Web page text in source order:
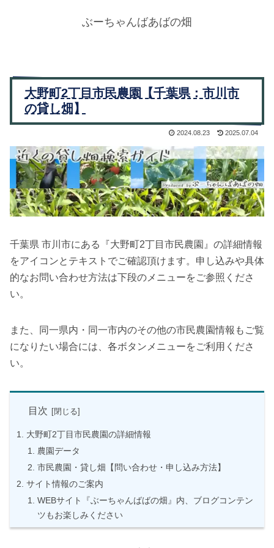
ぶーちゃんばあばの畑
大野町2丁目市民農園【千葉県：市川市
の貸し畑】
2024.08.23 2025.07.04
千葉県 市川市にある『大野町2丁目市民農園』の詳細情報
をアイコンとテキストでご確認頂けます。申し込みや具体
的なお問い合わせ方法は下段のメニューをご参照くださ
い。
また、同一県内・同一市内のその他の市民農園情報もご覧
になりたい場合には、各ボタンメニューをご利用くださ
い。
目次
大野町2丁目市民農園の詳細情報
農園データ
市民農園・貸し畑【問い合わせ・申し込み方法】
サイト情報のご案内
WEBサイト『ぶーちゃんばばの畑』内、ブログコンテン
ツもお楽しみください